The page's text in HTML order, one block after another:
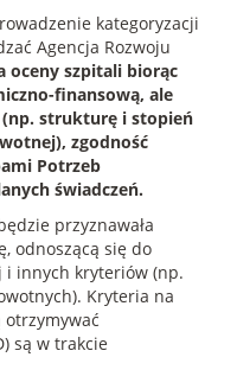
kategoryzacji
Agencja Rozwoju
oceny szpitali biorąc
finansową, ale
(np. strukturę i stopień
zgodność
Potrzeb
świadczeń.
przyznawała
odnoszącą się do
i innych kryteriów (np.
Kryteria na
są w trakcie